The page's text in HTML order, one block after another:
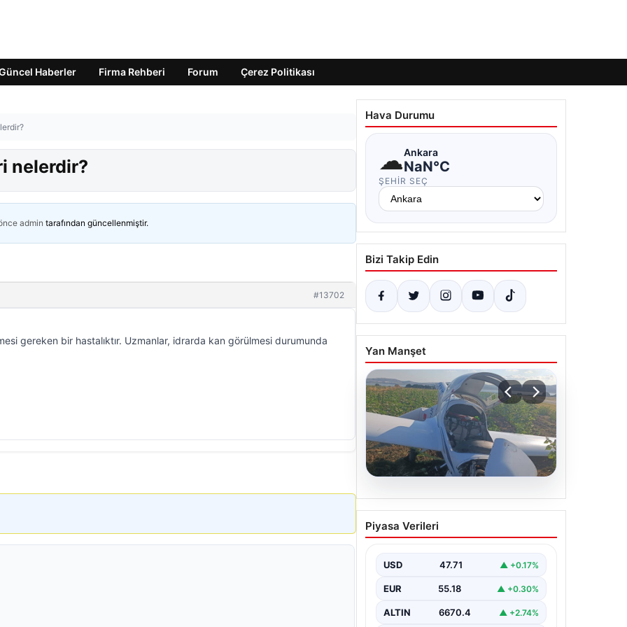
Haberler Firma Rehberi Forum Çerez Politikası
nelerdir?
admin tarafından güncellenmiştir.
#13702
gereken bir hastalıktır. Uzmanlar, idrarda kan görülmesi durumunda
Hava Durumu
☁Ankara
NaN°C
ŞEHIR SEÇ
Bizi Takip Edin
Yan Manşet
06.08.2026
Uçak sert iniş yaptı: Pilot
yaralandı
Piyasa Verileri
USD 47.71 ▲ +0.17%
EUR 55.18 ▲ +0.30%
ALTIN 6670.4 ▲ +2.74%